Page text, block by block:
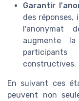
Garantir
des
l'anonymat
augmente
constructives.
En suivant ces
peuvent non